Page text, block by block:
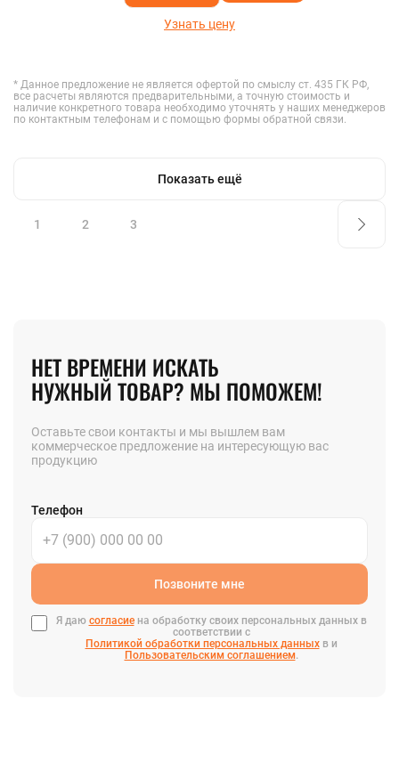
Узнать цену
* Данное предложение не является офертой по смыслу ст. 435 ГК РФ,
все расчеты являются предварительными, а точную стоимость и
наличие конкретного товара необходимо уточнять у наших менеджеров
по контактным телефонам и с помощью формы обратной связи.
Показать ещё
1 2 3
НЕТ ВРЕМЕНИ ИСКАТЬ
НУЖНЫЙ ТОВАР? МЫ ПОМОЖЕМ!
Оставьте свои контакты и мы вышлем вам
коммерческое предложение на интересующую вас
продукцию
Телефон
Позвоните мне
Я даю согласиена обработку своих персональных данных в
соответствии с
Политикой обработки персональных данныхв и
Пользовательским соглашением.